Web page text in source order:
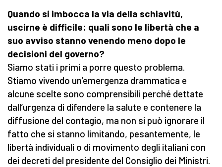
Quando si imbocca la via della schiavitù,
uscirne è difficile: quali sono le libertà che a
suo avviso stanno venendo meno dopo le
decisioni del governo?
Siamo stati i primi a porre questo problema.
Stiamo vivendo un’emergenza drammatica e
alcune scelte sono comprensibili perché dettate
dall’urgenza di difendere la salute e contenere la
diffusione del contagio, ma non si può ignorare il
fatto che si stanno limitando, pesantemente, le
libertà individuali o di movimento degli italiani con
dei decreti del presidente del Consiglio dei Ministri.